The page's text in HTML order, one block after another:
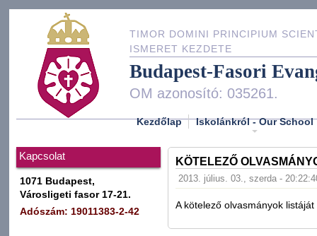
TIMOR DOMINI PRINCIPIUM
ISMERET KEZDETE
Budapest-Fasori
OM azonosító: 035261.
Kezdőlap Iskolánkról - Our School
Kapcsolat
1071 Budapest,
Városligeti fasor 17-21.
Adószám: 19011383-2-42
KÖTELEZŐ
2013. július. 03., szerda -
A kötelező olvasmányok